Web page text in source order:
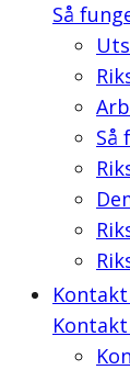
Så
Så